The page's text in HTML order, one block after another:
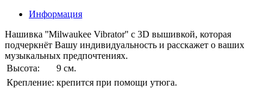
Информация
Нашивка ''Milwaukee Vibrator'' с 3D вышивкой, которая
подчеркнёт Вашу индивидуальность и расскажет о ваших
музыкальных предпочтениях.
Высота:
9 см.
Крепление: крепится при помощи утюга.